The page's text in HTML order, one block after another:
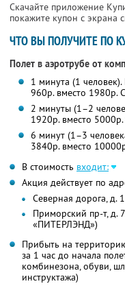
Скачайте приложение
покажите купон с экрана
ЧТО ВЫ ПОЛУЧИТЕ ПО
Полет в аэротрубе от
1 минута (1
960р. вместо 1980р.
2 минуты (1–2
1920р. вместо
6 минут (1–3
3840р. вместо
В стоимость входит:
Акция действует по
Северная дорога, д.
Приморский пр-т, д.
«ПИТЕРЛЭНД»)
Прибыть на
за 1 час до начала
комбинезона, обуви,
инструктажа)